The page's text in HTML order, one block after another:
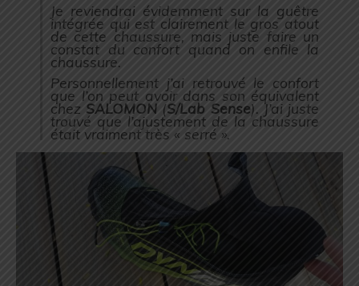
Je reviendrai évidemment sur la guêtre
intégrée qui est clairement le gros atout
de cette chaussure, mais juste faire un
constat du confort quand on enfile la
chaussure.
Personnellement j’ai retrouvé le confort
que l’on peut avoir dans son équivalent
chez SALOMON (S/Lab Sense). J’ai juste
trouvé que l’ajustement de la chaussure
était vraiment très « serré ».